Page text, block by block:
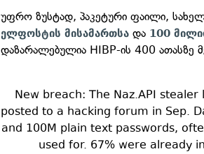
უფრო ზუსტად, პაკეტური ფაილი,
ელფოსტის მისამართსა და 100
დაზარალებულია HIBP-ის 400 ათასზე
New breach: The Naz.API
posted to a hacking forum in Sep.
and 100M plain text passwords,
used for. 67% were already in